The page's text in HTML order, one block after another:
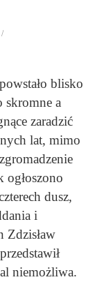
blisko
skromne a
zaradzić
lat, mimo
ogłoszono
dusz,
i
Zdzisław
niemożliwa.